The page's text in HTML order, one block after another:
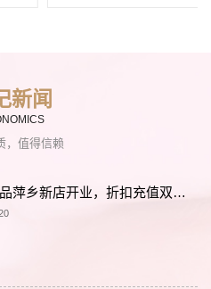
新闻
，值得信赖
杏记甜品萍乡新店开业，折扣充值双重福利来袭～